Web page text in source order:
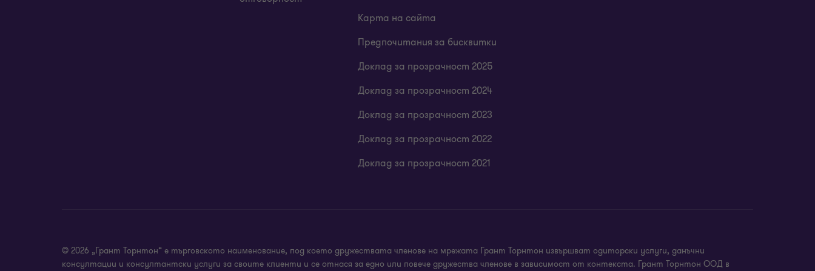
преструктуриране в рамките на групата и оптимизация
консултации относно конкретни и специфични области на МСФО
специализирани обучения за конкретни индустрии или съобразени с конкретни организации
Карта на сайта
Предпочитания за бисквитки
Доклад за прозрачност 2025
Доклад за прозрачност 2024
Доклад за прозрачност 2023
Доклад за прозрачност 2022
Доклад за прозрачност 2021
© 2026 „Грант Торнтон“ е търговското наименование, под което дружествата членове на мрежата Грант Торнтон извършват одиторски услуги, данъчни
консултации и консултантски услуги за своите клиенти и се отнася за едно или повече дружества членове в зависимост от контекста. Грант Торнтон ООД в